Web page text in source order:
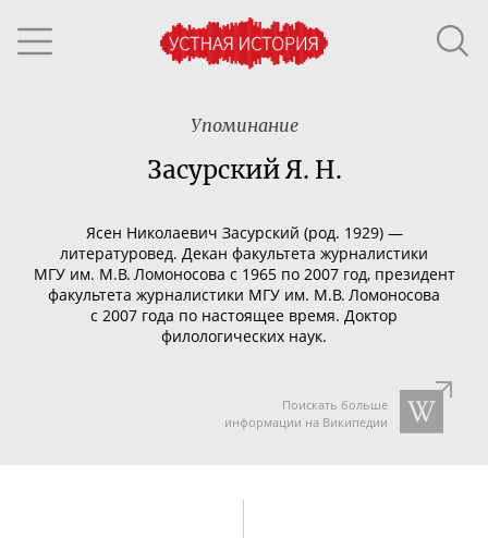
Упоминание
Засурский Я. Н.
Ясен Николаевич Засурский (род. 1929) —
литературовед. Декан факультета журналистики
МГУ им. М.В. Ломоносова с 1965 по 2007 год, президент
факультета журналистики МГУ им. М.В. Ломоносова
с 2007 года по настоящее время. Доктор
филологических наук.
Поискать больше
информации на Википедии